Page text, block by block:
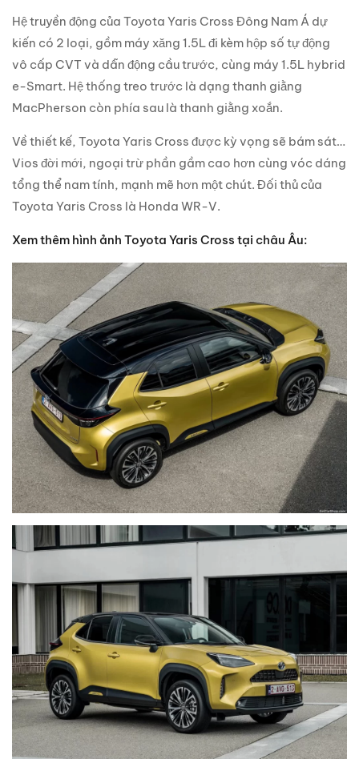
Hệ truyền động của Toyota Yaris Cross Đông Nam Á dự
kiến có 2 loại, gồm máy xăng 1.5L đi kèm hộp số tự động
vô cấp CVT và dẫn động cầu trước, cùng máy 1.5L hybrid
e-Smart. Hệ thống treo trước là dạng thanh giằng
MacPherson còn phía sau là thanh giằng xoắn.
Về thiết kế, Toyota Yaris Cross được kỳ vọng sẽ bám sát…
Vios đời mới, ngoại trừ phần gầm cao hơn cùng vóc dáng
tổng thể nam tính, mạnh mẽ hơn một chút. Đối thủ của
Toyota Yaris Cross là Honda WR-V.
Xem thêm hình ảnh Toyota Yaris Cross tại châu Âu: